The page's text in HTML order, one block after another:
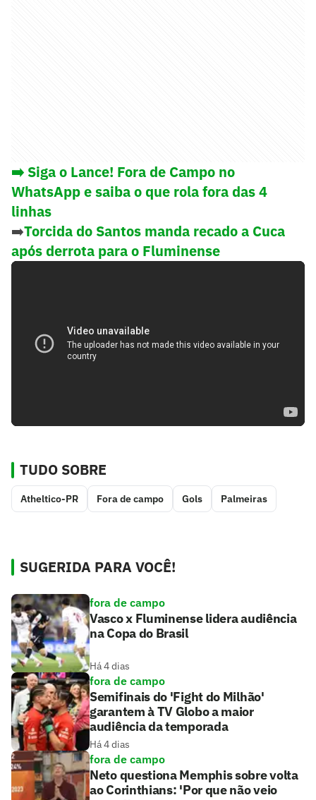
➡️ Siga o Lance! Fora de Campo no
WhatsApp e saiba o que rola fora das 4
linhas
➡️Torcida do Santos manda recado a Cuca
após derrota para o Fluminense
TUDO SOBRE
Atheltico-PR Fora de campo Gols Palmeiras
SUGERIDA PARA VOCÊ!
fora de campo
Vasco x Fluminense lidera audiência
na Copa do Brasil
Há 4 dias
fora de campo
Semifinais do 'Fight do Milhão'
garantem à TV Globo a maior
audiência da temporada
Há 4 dias
fora de campo
Neto questiona Memphis sobre volta
ao Corinthians: 'Por que não veio